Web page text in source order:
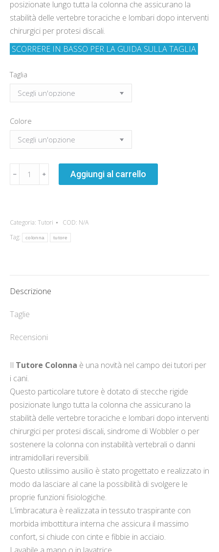
posizionate lungo tutta la colonna che assicurano la
stabilità delle vertebre toraciche e lombari dopo interventi
chirurgici per protesi discali.
SCORRERE IN BASSO PER LA GUIDA SULLA TAGLIA
Taglia
Colore
Tutore
Colonna
Aggiungi al carrello
Categoria: Tutori COD: N/A
Tag:
colonna tutore
Descrizione
Taglie
Recensioni
Il Tutore Colonna è una novità nel campo dei tutori per
i cani.
Questo particolare tutore è dotato di stecche rigide
posizionate lungo tutta la colonna che assicurano la
stabilità delle vertebre toraciche e lombari dopo interventi
chirurgici per protesi discali, sindrome di Wobbler o per
sostenere la colonna con instabilità vertebrali o danni
intramidollari reversibili.
Questo utilissimo ausilio è stato progettato e realizzato in
modo da lasciare al cane la possibilità di svolgere le
proprie funzioni fisiologiche.
L’imbracatura è realizzata in tessuto traspirante con
morbida imbottitura interna che assicura il massimo
confort, si chiude con cinte e fibbie in acciaio.